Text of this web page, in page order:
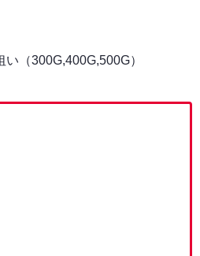
（300G,400G,500G）